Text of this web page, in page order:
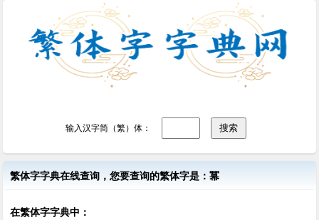
输入汉字简（繁）体：
繁体字字典在线查询，您要查询的繁体字是：冪
在繁体字字典中：